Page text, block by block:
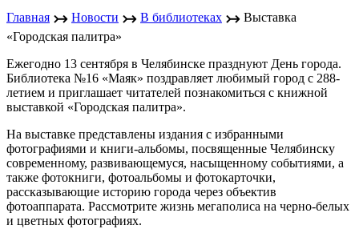
Главная ↣ Новости ↣ В библиотеках ↣ Выставка
«Городская палитра»
Ежегодно 13 сентября в Челябинске празднуют День города.
Библиотека №16 «Маяк» поздравляет любимый город с 288-
летием и приглашает читателей познакомиться с книжной
выставкой «Городская палитра».
На выставке представлены издания с избранными
фотографиями и книги-альбомы, посвященные Челябинску
современному, развивающемуся, насыщенному событиями, а
также фотокниги, фотоальбомы и фотокарточки,
рассказывающие историю города через объектив
фотоаппарата. Рассмотрите жизнь мегаполиса на черно-белых
и цветных фотографиях.